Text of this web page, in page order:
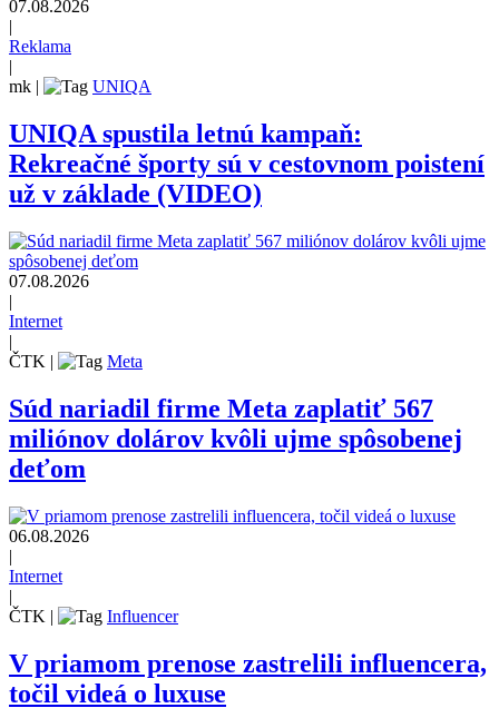
07.08.2026
|
Reklama
|
mk | UNIQA
UNIQA spustila letnú kampaň:
Rekreačné športy sú v cestovnom poistení
už v základe (VIDEO)
07.08.2026
|
Internet
|
ČTK | Meta
Súd nariadil firme Meta zaplatiť 567
miliónov dolárov kvôli ujme spôsobenej
deťom
06.08.2026
|
Internet
|
ČTK | Influencer
V priamom prenose zastrelili influencera,
točil videá o luxuse